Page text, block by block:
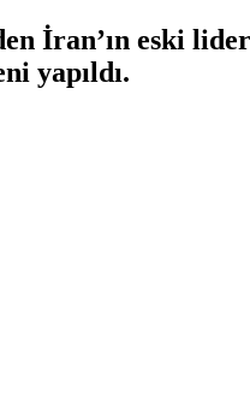
İran’ın eski
yapıldı.